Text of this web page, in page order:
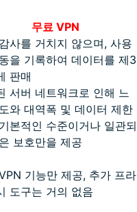
무료 VPN
사를 거치지 않으며, 사용
을 기록하여 데이터를 제3
판매
서버 네트워크로 인해 느
와 대역폭 및 데이터 제한
본적인 수준이거나 일관되
보호만을 제공
기능만 제공, 추가 프라
도구는 거의 없음